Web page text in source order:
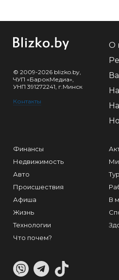
© 2009-2026 blizko.by,
ЧУП «БарокМедиа»,
УНП 391272241, г.Минск
Контакты
О
Финансы
Недвижимость
Авто
Происшествия
Афиша
Жизнь
Технологии
Что почем?
В